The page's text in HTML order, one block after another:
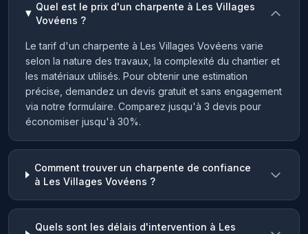
Quel est le prix d'un charpente à Les Villages
Vovéens ?
Le tarif d'un charpente à Les Villages Vovéens varie
selon la nature des travaux, la complexité du chantier et
les matériaux utilisés. Pour obtenir une estimation
précise, demandez un devis gratuit et sans engagement
via notre formulaire. Comparez jusqu'à 3 devis pour
économiser jusqu'à 30%.
Comment trouver un charpente de confiance
à Les Villages Vovéens ?
Quels sont les délais d'intervention à Les